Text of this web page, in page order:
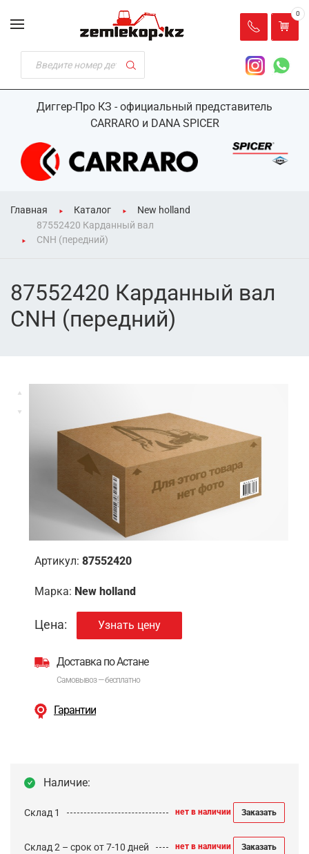
Диггер-Про КЗ - официальный представитель
CARRARO и DANA SPICER
0
Главная Каталог
New holland
87552420 Карданный вал
CNH (передний)
87552420 Карданный вал
CNH (передний)
Артикул: 87552420
Марка: New holland
Цена: Узнать цену
Доставка по Астане
Самовывоз — бесплатно
Гарантии
Наличие:
Склад 1 нет в наличии Заказать
Склад 2 – срок от 7-10 дней нет в наличии Заказать